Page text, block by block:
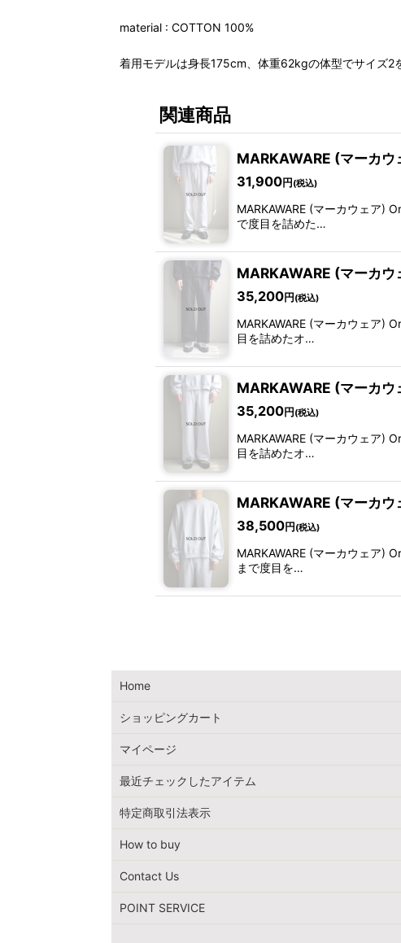
material : COTTON 100%
着用モデルは身長175cm、体重62kgの体型でサイズ2
関連商品
MARKAWARE (マーカ
31,900円 (税込)
MARKAWARE (マーカウェア)
で度目を詰めた…
MARKAWARE (マーカ
35,200円 (税込)
MARKAWARE (マーカウェア)
目を詰めたオ…
MARKAWARE (マーカ
35,200円 (税込)
MARKAWARE (マーカウェア)
目を詰めたオ…
MARKAWARE (マーカ
38,500円 (税込)
MARKAWARE (マーカウェア)
まで度目を…
Home
ショッピングカート
マイページ
最近チェックしたアイテム
特定商取引法表示
How to buy
Contact Us
POINT SERVICE